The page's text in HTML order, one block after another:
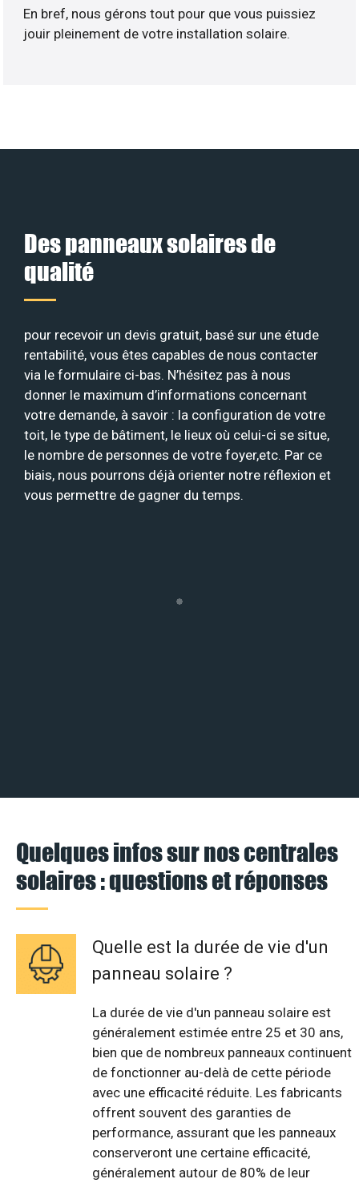
En bref, nous gérons tout pour que vous puissiez
jouir pleinement de votre installation solaire.
Des panneaux solaires de
qualité
pour recevoir un devis gratuit, basé sur une étude
rentabilité, vous êtes capables de nous contacter
via le formulaire ci-bas. N’hésitez pas à nous
donner le maximum d’informations concernant
votre demande, à savoir : la configuration de votre
toit, le type de bâtiment, le lieux où celui-ci se situe,
le nombre de personnes de votre foyer,etc. Par ce
biais, nous pourrons déjà orienter notre réflexion et
vous permettre de gagner du temps.
Quelques infos sur nos centrales
solaires : questions et réponses
Quelle est la durée de vie d'un
panneau solaire ?
La durée de vie d'un panneau solaire est
généralement estimée entre 25 et 30 ans,
bien que de nombreux panneaux continuent
de fonctionner au-delà de cette période
avec une efficacité réduite. Les fabricants
offrent souvent des garanties de
performance, assurant que les panneaux
conserveront une certaine efficacité,
généralement autour de 80% de leur